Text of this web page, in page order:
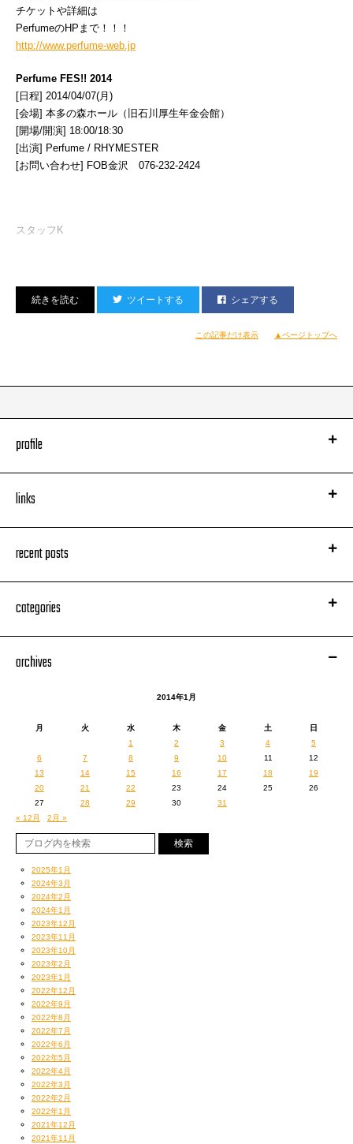
（Ｄ）
チケットや詳細は
PerfumeのHPまで！！！
http://www.perfume-web.jp
Perfume FES!! 2014
[日程] 2014/04/07(月)
[会場] 本多の森ホール（旧石川厚生年金会館）
[開場/開演] 18:00/18:30
[出演] Perfume / RHYMESTER
[お問い合わせ] FOB金沢 076-232-2424
スタッフK
ツイートする シェアする
この記事だけ表示 ▲ページトップへ
profile
links
recent posts
categories
archives
2014年1月
月 火 水 木 金 土
日
1
2 3 4
5
6
7 8 9 10 11
12
13
14 15 16 17 18
19
20
21 22 23 24 25
26
27
28 29 30
31
« 12月
2月 »
2025年1月
2024年3月
2024年2月
2024年1月
2023年12月
2023年11月
2023年10月
2023年2月
2023年1月
2022年12月
2022年9月
2022年8月
2022年7月
2022年6月
2022年5月
2022年4月
2022年3月
2022年2月
2022年1月
2021年12月
2021年11月